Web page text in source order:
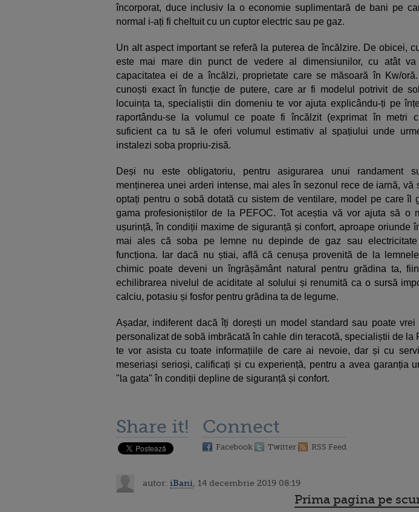
încorporat, duce inclusiv la o economie suplimentară de bani pe
normal i-ați fi cheltuit cu un cuptor electric sau pe gaz.
Un alt aspect important se referă la puterea de încălzire. De obicei,
este mai mare din punct de vedere al dimensiunilor, cu atât va
capacitatea ei de a încălzi, proprietate care se măsoară în Kw/
cunoști exact în funcție de putere, care ar fi modelul potrivit de
locuința ta, specialiștii din domeniu te vor ajuta explicându-ți pe
raportându-se la volumul ce poate fi încălzit (exprimat în metri
suficient ca tu să le oferi volumul estimativ al spațiului unde
instalezi soba propriu-zisă.
Deși nu este obligatoriu, pentru asigurarea unui randament
menținerea unei arderi intense, mai ales în sezonul rece de iarnă, vă
optați pentru o sobă dotată cu sistem de ventilare, model pe care îl
gama profesioniștilor de la PEFOC. Tot aceștia vă vor ajuta să o
ușurință, în condiții maxime de siguranță și confort, aproape oriunde
mai ales că soba pe lemne nu depinde de gaz sau
funcționa. Iar dacă nu știai, află că cenușa provenită de la
chimic poate deveni un îngrășământ natural pentru grădina ta,
echilibrarea nivelul de aciditate al solului și renumită ca o sursă
calciu, potasiu și fosfor pentru grădina ta de legume.
Așadar, indiferent dacă îți dorești un model standard sau poate vrei
personalizat de sobă imbrăcată în cahle din teracotă, specialiștii de la
te vor asista cu toate informațiile de care ai nevoie, dar și cu
meseriași serioși, calificați și cu experiență, pentru a avea garanția
"la gata" în condiții depline de siguranță și confort.
Share it! Connect
Facebook Twitter RSS Feed
autor: iBani , 14 decembrie 2019 08:19
Prima pagina pe